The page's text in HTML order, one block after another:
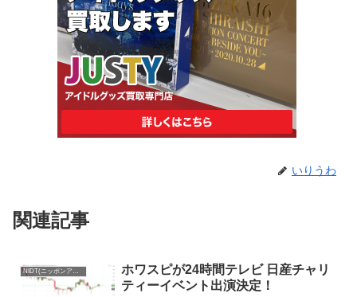
いりうわ
関連記事
NIDT(ニッポンアイドルトークン)まとめ
ホワスピが24時間テレビ 日産チャリ
ティーイベント出演決定！